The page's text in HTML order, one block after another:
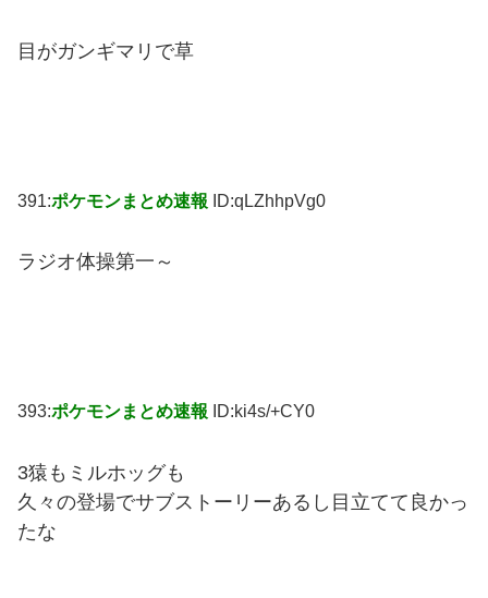
目がガンギマリで草
391:ポケモンまとめ速報 ID:qLZhhpVg0
ラジオ体操第一～
393:ポケモンまとめ速報 ID:ki4s/+CY0
3猿もミルホッグも
久々の登場でサブストーリーあるし目立てて良かっ
たな